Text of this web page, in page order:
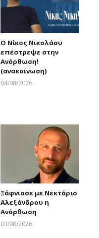
Ο Νίκος Νικολάου
επέστρεψε στην
Ανόρθωση!
(ανακοίνωση)
04/08/2026
Ξάφνιασε με Νεκτάριο
Αλεξάνδρου η
Ανόρθωση
03/08/2026